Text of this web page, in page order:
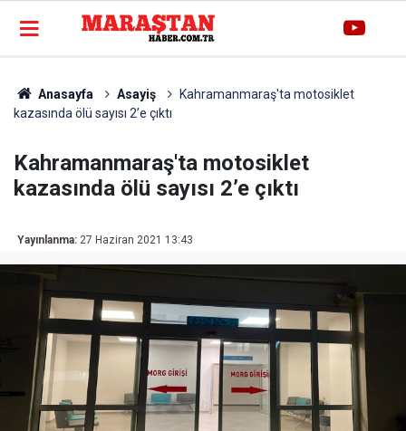
Anasayfa Asayiş
Kahramanmaraş'ta motosiklet
kazasında ölü sayısı 2’e çıktı
Kahramanmaraş'ta motosiklet
kazasında ölü sayısı 2’e çıktı
Yayınlanma: 27 Haziran 2021 13:43